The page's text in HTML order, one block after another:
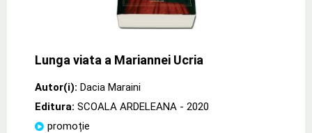
Lunga viata a Mariannei Ucria
Autor(i): Dacia Maraini
Editura: SCOALA ARDELEANA - 2020
promoție